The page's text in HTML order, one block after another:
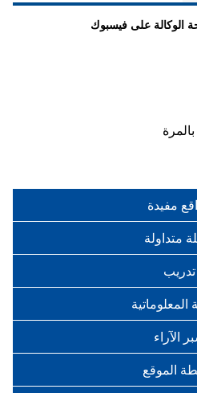
الوكالة على فيسبوك
مفيدة
متداولة
تدريب
المعلوماتية
الآراء
الموقع